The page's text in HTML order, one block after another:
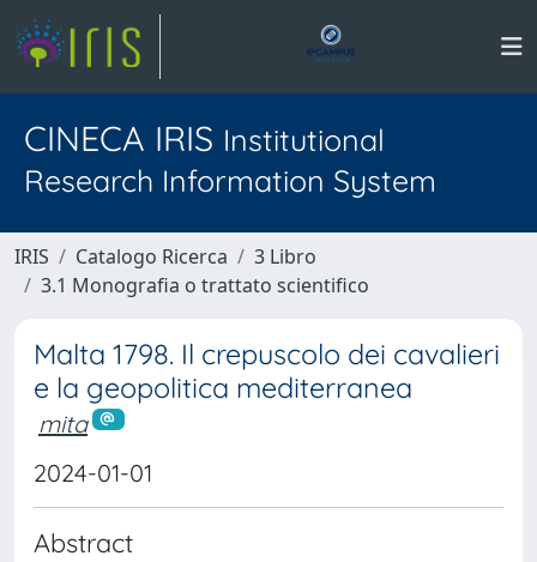
CINECA IRIS Institutional
Research Information System
IRIS Catalogo Ricerca
3 Libro
3.1 Monografia o trattato scientifico
Malta 1798. Il crepuscolo dei cavalieri
e la geopolitica mediterranea
mita
2024-01-01
Abstract